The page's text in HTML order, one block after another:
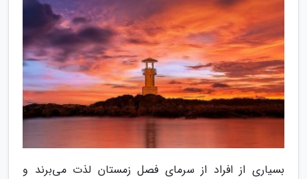
بسیاری از افراد از سرمای فصل زمستان لذت می‌برند و